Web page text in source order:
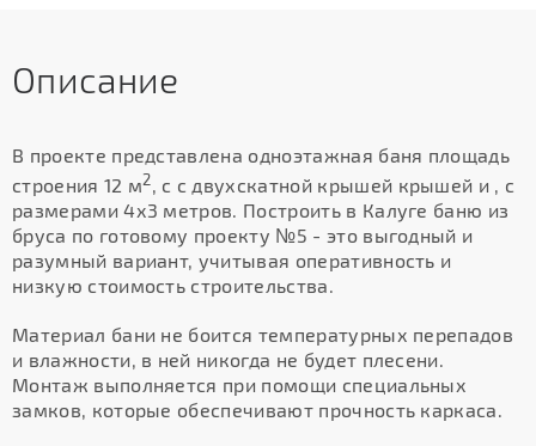
Описание
В проекте представлена одноэтажная баня площадь
строения 12 м2, с с двухскатной крышей крышей и , с
размерами 4х3 метров. Построить в Калуге баню из
бруса по готовому проекту №5 - это выгодный и
разумный вариант, учитывая оперативность и
низкую стоимость строительства.
Материал бани не боится температурных перепадов
и влажности, в ней никогда не будет плесени.
Монтаж выполняется при помощи специальных
замков, которые обеспечивают прочность каркаса.